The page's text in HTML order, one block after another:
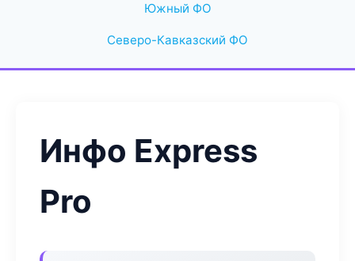
Южный ФО
Северо-Кавказский ФО
Инфо Express
Pro